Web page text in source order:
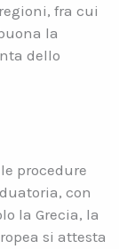
fra cui
la
dello
procedure
con
la Grecia, la
si attesta